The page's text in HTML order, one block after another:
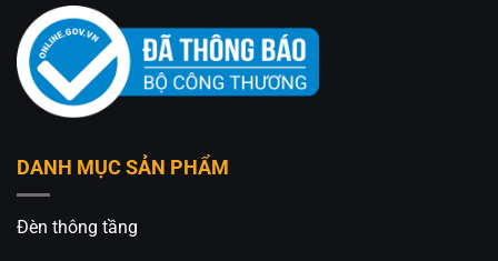
An An Decor– Ánh sáng từ tâm hồn
412 Phạm Văn Đồng, P.11, Q.Bình Thạnh, Tp.Hồ
0826.227.227 – 0813.160.160 (zalo)
DANH MỤC SẢN PHẨM
Đèn thông tầng